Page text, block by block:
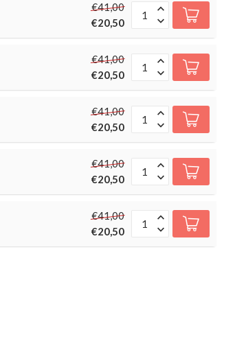
€41,00
€20,50
€41,00
€20,50
€41,00
€20,50
€41,00
€20,50
€41,00
€20,50